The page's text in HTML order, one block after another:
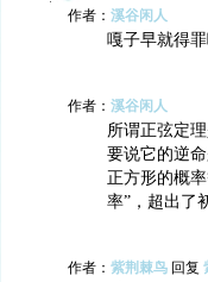
作者： 溪谷闲人
嘎子早就得
作者： 溪谷闲人
所谓正弦定
要说它的逆
正方形的概
率”，超出了
作者： 紫荆棘鸟 回复